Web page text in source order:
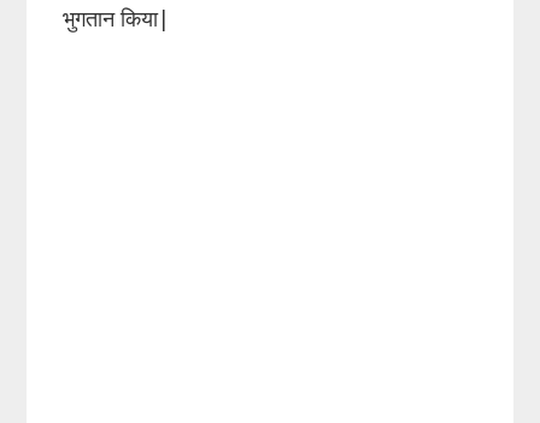
भुगतान किया|